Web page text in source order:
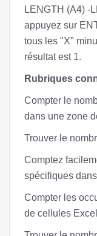
LENGTH (A4) -
appuyez sur
tous les "X"
résultat est 1.
Rubriques
Compter le
dans une zone
Trouver le
Comptez
spécifiques
Compter les
de cellules Excel